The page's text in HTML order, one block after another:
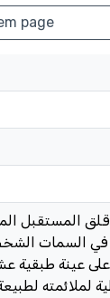
page
السمات
لملائمته